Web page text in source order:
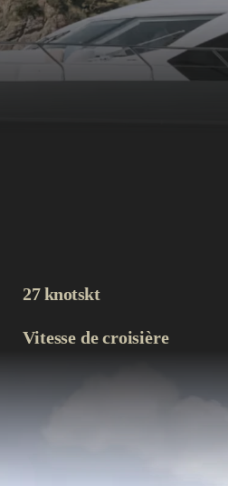
27 knotskt
Vitesse de croisière